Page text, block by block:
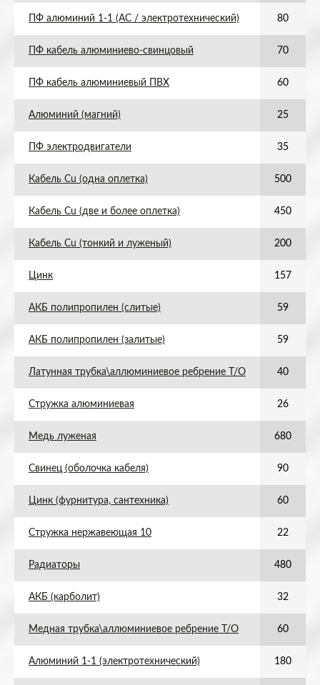
ПФ алюминий 1-1 (АС / электротехнический) 80
ПФ кабель алюминиево-свинцовый 70
ПФ кабель алюминиевый ПВХ 60
Алюминий (магний) 25
ПФ электродвигатели 35
Кабель Cu (одна оплетка) 500
Кабель Cu (две и более оплетка) 450
Кабель Cu (тонкий и луженый) 200
Цинк 157
АКБ полипропилен (слитые) 59
АКБ полипропилен (залитые) 59
Латунная трубка\аллюминиевое ребрение Т/О 40
Стружка алюминиевая 26
Медь луженая 680
Свинец (оболочка кабеля) 90
Цинк (фурнитура, сантехника) 60
Стружка нержавеющая 10 22
Радиаторы 480
АКБ (карболит) 32
Медная трубка\аллюминиевое ребрение Т/О 60
Алюминий 1-1 (электротехнический) 180